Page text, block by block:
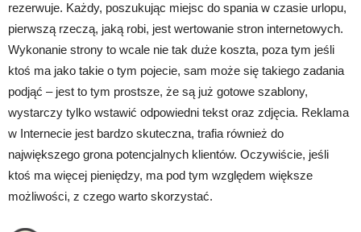
rezerwuje. Każdy, poszukując miejsc do spania w czasie urlopu,
pierwszą rzeczą, jaką robi, jest wertowanie stron internetowych.
Wykonanie strony to wcale nie tak duże koszta, poza tym jeśli
ktoś ma jako takie o tym pojecie, sam może się takiego zadania
podjąć – jest to tym prostsze, że są już gotowe szablony,
wystarczy tylko wstawić odpowiedni tekst oraz zdjęcia. Reklama
w Internecie jest bardzo skuteczna, trafia również do
największego grona potencjalnych klientów. Oczywiście, jeśli
ktoś ma więcej pieniędzy, ma pod tym względem większe
możliwości, z czego warto skorzystać.